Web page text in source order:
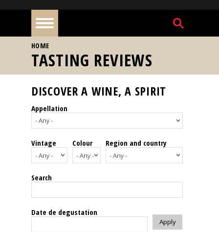
Home
Our
events
Spirits
Tasting
reviews
The
YOU ARE HERE
HOME
TASTING REVIEWS
DISCOVER A WINE, A SPIRIT
Appellation
Vintage Colour Region and country
Search
Date de degustation